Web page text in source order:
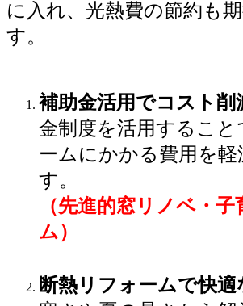
に入れ、光熱費の節約も
す。
補助金活用でコスト削
金制度を活用すること
ームにかかる費用を軽
す。
（先進的窓リノベ・
ム）
断熱リフォームで快適